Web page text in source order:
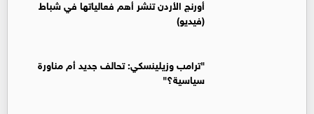
أورنج الأردن تنشر أهم فعالياتها في شباط
(فيديو)
"ترامب وزيلينسكي: تحالف جديد أم مناورة
سياسية؟"